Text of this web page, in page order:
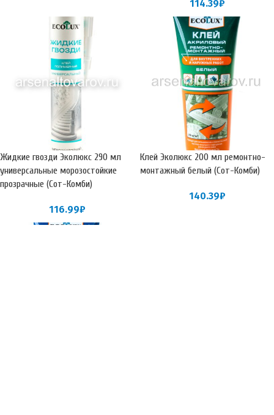
114.39₽
Жидкие гвозди Эколюкс 290 мл
универсальные морозостойкие
прозрачные (Сот-Комби)
116.99₽
Клей Эколюкс 200 мл ремонтно-
монтажный белый (Сот-Комби)
140.39₽